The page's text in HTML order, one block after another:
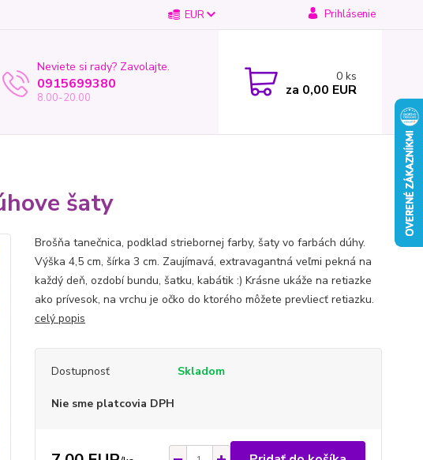
EUR Prihlásenie
Neviete si rady? Zavolajte.
0915699380
8.00-20.00
0 ks
za 0,00 EUR
šaty
Brošňa tanečnica, podklad striebornej farby, šaty vo farbách dúhy.
Výška 4,5 cm, šírka 3 cm. Zaujímavá, extravagantná veľmi pekná na
každý deň, ozdobí bundu, šatku, kabátik :) Krásne ukáže na retiazke
ako prívesok, na vrchu je očko do ktorého môžete prevliecť retiazku.
celý popis
Dostupnosť Skladom
Nie sme platcovia DPH